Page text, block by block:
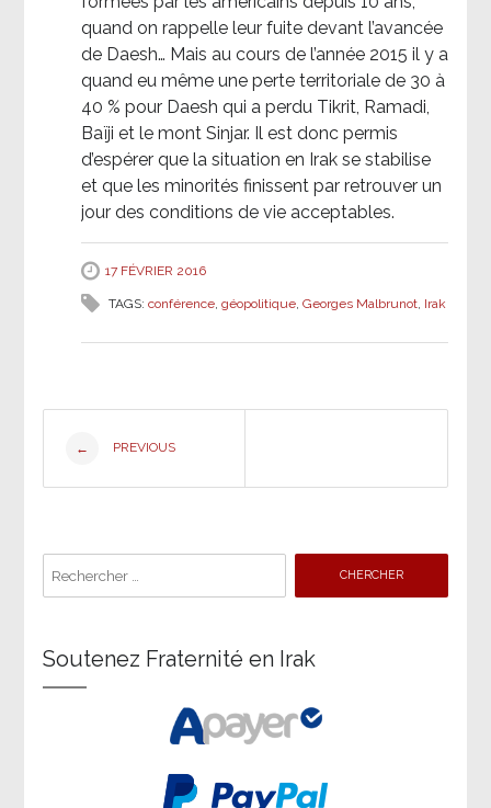
quand on rappelle leur fuite devant l’avancée
de Daesh… Mais au cours de l’année 2015 il y a
quand eu même une perte territoriale de 30 à
40 % pour Daesh qui a perdu Tikrit, Ramadi,
Baïji et le mont Sinjar. Il est donc permis
d’espérer que la situation en Irak se stabilise
et que les minorités finissent par retrouver un
jour des conditions de vie acceptables.
17 FÉVRIER 2016
TAGS: conférence, géopolitique, Georges Malbrunot, Irak
Post
← PREVIOUS
Soutenez Fraternité en Irak